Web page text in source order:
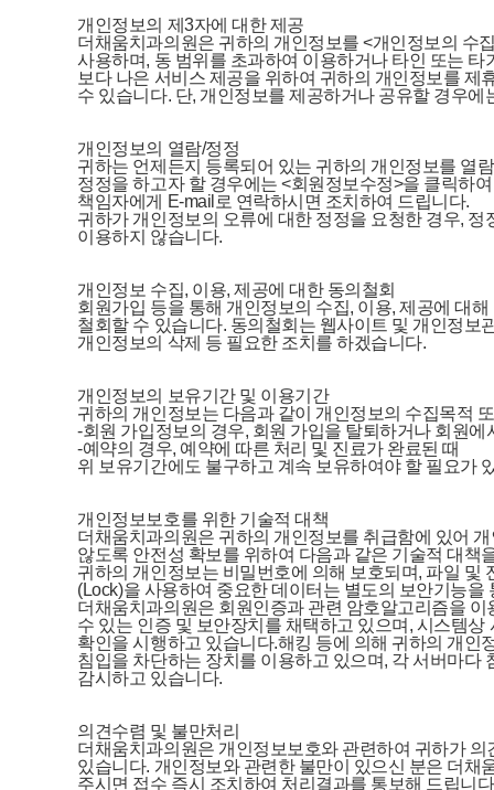
                    개인정보의 제3자에 대한 제공
더채움치과의원은 귀하의 개인정보를 <개인정보
사용하며, 동 범위를 초과하여 이용하거나 타인 또
보다 나은 서비스 제공을 위하여 귀하의 개인정보
수 있습니다. 단, 개인정보를 제공하거나 공유할 경
                    개인정보의 열람/정정
귀하는 언제든지 등록되어 있는 귀하의 개인정보
정정을 하고자 할 경우에는 <회원정보수정>을 클
                    책임자에게 E-mail로 연락하시면 조치하여 드립니다.
귀하가 개인정보의 오류에 대한 정정을 요청한 경
                    이용하지 않습니다.
                    개인정보 수집, 이용, 제공에 대한 동의철회
회원가입 등을 통해 개인정보의 수집, 이용, 제공
철회할 수 있습니다. 동의철회는 웹사이트 및 개
                    개인정보의 삭제 등 필요한 조치를 하겠습니다.
                    개인정보의 보유기간 및 이용기간
귀하의 개인정보는 다음과 같이 개인정보의 수집
-회원 가입정보의 경우, 회원 가입을 탈퇴하거나 회원
                    -예약의 경우, 예약에 따른 처리 및 진료가 완료된 때
위 보유기간에도 불구하고 계속 보유하여야 할 필
                    개인정보보호를 위한 기술적 대책
더채움치과의원은 귀하의 개인정보를 취급함에 있
않도록 안전성 확보를 위하여 다음과 같은 기술적 대
귀하의 개인정보는 비밀번호에 의해 보호되며, 파
(Lock)을 사용하여 중요한 데이터는 별도의 보안기
더채움치과의원은 회원인증과 관련 암호알고리즘
수 있는 인증 및 보안장치를 채택하고 있으며, 시
확인을 시행하고 있습니다.해킹 등에 의해 귀하의
침입을 차단하는 장치를 이용하고 있으며, 각 서
                    감시하고 있습니다.
                    의견수렴 및 불만처리
더채움치과의원은 개인정보보호와 관련하여 귀하
있습니다. 개인정보와 관련한 불만이 있으신 분
주시면 접수 즉시 조치하여 처리결과를 통보해 드립니